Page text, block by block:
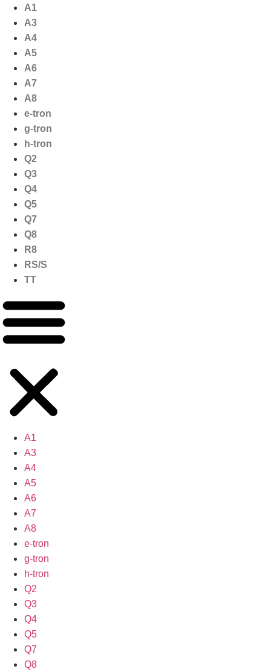
naar
inhoud
A1
A3
A4
A5
A6
A7
A8
e-tron
g-tron
h-tron
Q2
Q3
Q4
Q5
Q7
Q8
R8
RS/S
TT
A1
A3
A4
A5
A6
A7
A8
e-tron
g-tron
h-tron
Q2
Q3
Q4
Q5
Q7
Q8